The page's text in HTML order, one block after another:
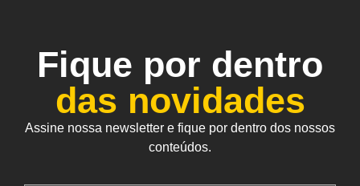
Fique por dentro
das novidades
Assine nossa newsletter e fique por dentro dos nossos
conteúdos.